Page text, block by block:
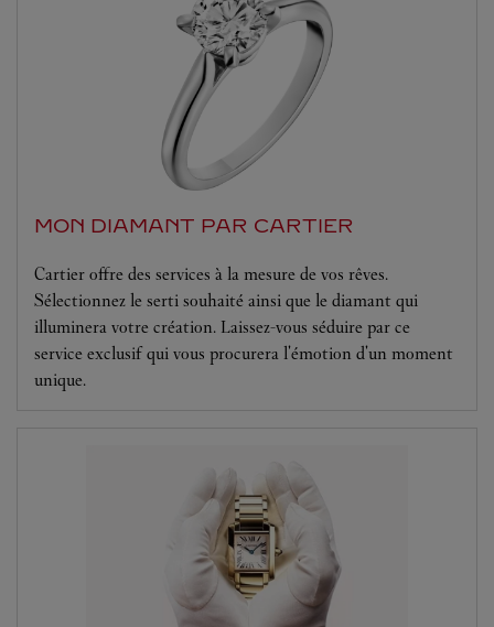
MON DIAMANT PAR CARTIER
Cartier offre des services à la mesure de vos rêves.
Sélectionnez le serti souhaité ainsi que le diamant qui
illuminera votre création. Laissez-vous séduire par ce
service exclusif qui vous procurera l'émotion d'un moment
unique.